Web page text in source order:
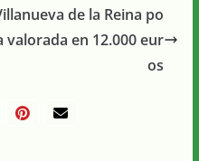
de la Reina po
en 12.000 eur
os